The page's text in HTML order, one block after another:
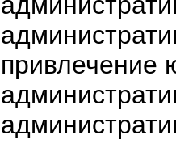
привлечение